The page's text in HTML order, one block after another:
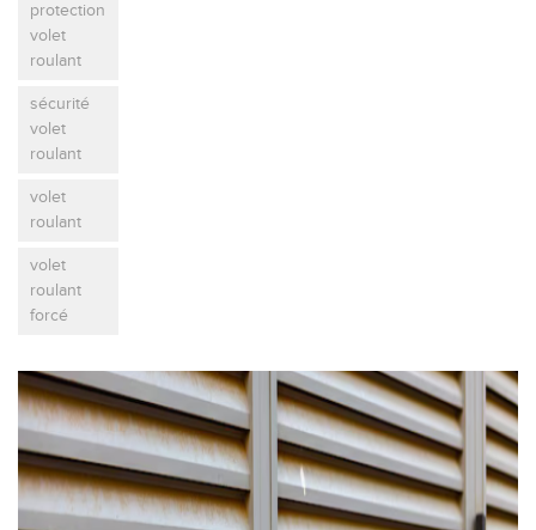
protection
volet
roulant
sécurité
volet
roulant
volet
roulant
volet
roulant
forcé